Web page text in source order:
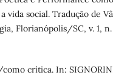
vida social. Tradução de
Florianópolis/SC, v. 1, n.
crítica. In: